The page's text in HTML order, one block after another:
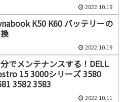
2022.10.19
K50 K60 バッテリーの
2022.10.19
でメンテナンスする！DELL
15 3000シリーズ 3580
3582 3583
2022.10.11